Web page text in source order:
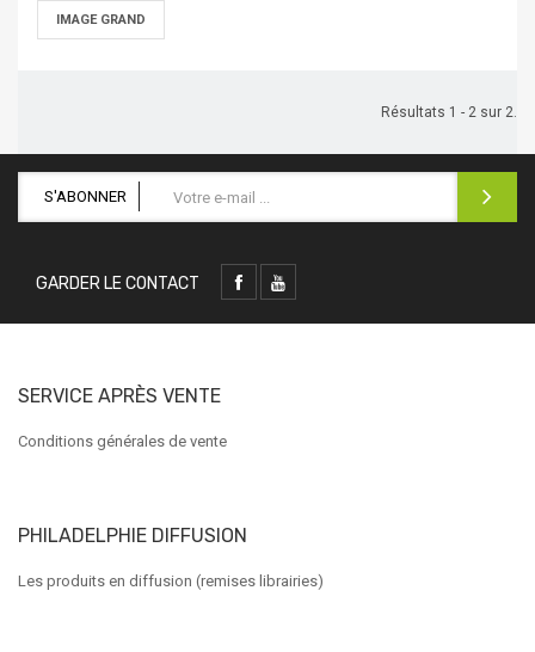
IMAGE GRAND
Résultats 1 - 2 sur 2.
S'ABONNER
GARDER LE CONTACT
SERVICE APRÈS VENTE
Conditions générales de vente
PHILADELPHIE DIFFUSION
Les produits en diffusion (remises librairies)